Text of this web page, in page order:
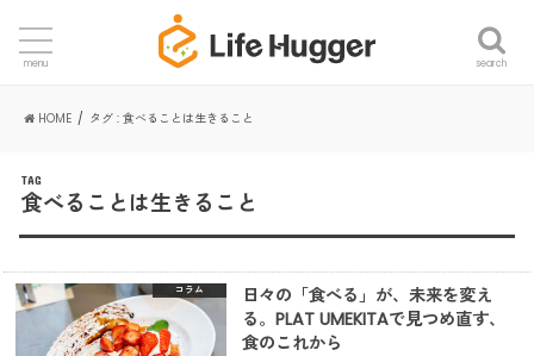
search
menu
HOME タグ : 食べることは生きること
TAG
食べることは生きること
コラム
日々の「食べる」が、未来を変え
る。PLAT UMEKITAで見つめ直す、
食のこれから